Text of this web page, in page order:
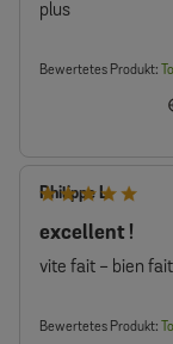
plus
Bewertetes Produkt:
Philippe L.
excellent !
vite fait - bien fait
Bewertetes Produkt: